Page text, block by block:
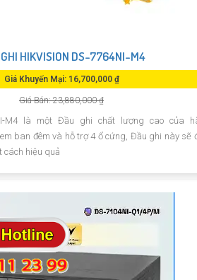
HIKVISION DS-7764NI-M4
Giá Khuyến Mại: 16,700,000 ₫
Giá Bán: 23,880,000 ₫
M4 là một Đầu ghi chất lượng cao của
ban đêm và hỗ trợ 4 ổ cứng, Đầu ghi này sẽ
cách hiệu quả